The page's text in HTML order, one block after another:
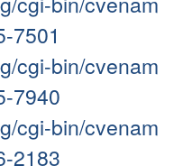
7501
cgi-bin/cvenam
7940
cgi-bin/cvenam
2183